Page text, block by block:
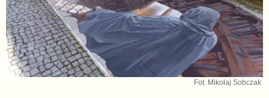
Fot. Mikołaj Sobczak